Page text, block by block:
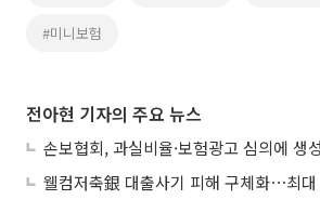
#미니보험
전아현 기자의 주요 뉴스
웰컴저축銀 대출사기 피해 구체화⋯최대